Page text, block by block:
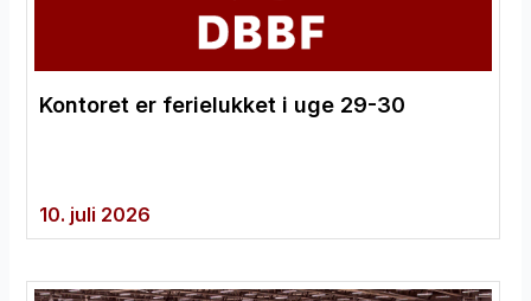
Kontoret er ferielukket i uge 29-30
10. juli 2026